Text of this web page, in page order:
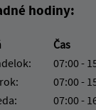
hodiny:
Čas
07:00 -
07:00 -
07:00 -